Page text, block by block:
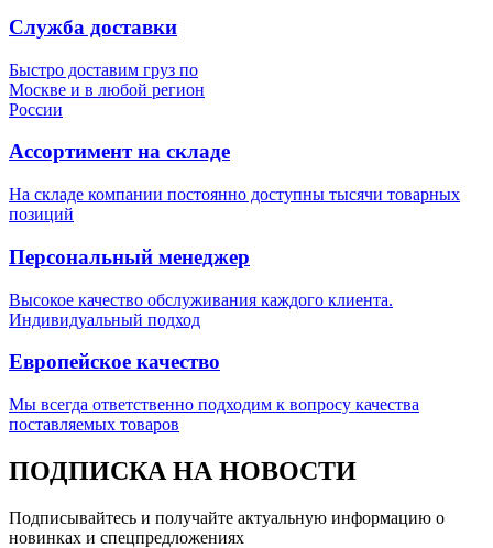
Служба доставки
Быстро доставим груз по
Москве и в любой регион
России
Ассортимент на складе
На складе компании постоянно доступны тысячи товарных
позиций
Персональный менеджер
Высокое качество обслуживания каждого клиента.
Индивидуальный подход
Европейское качество
Мы всегда ответственно подходим к вопросу качества
поставляемых товаров
ПОДПИСКА НА НОВОСТИ
Подписывайтесь и получайте актуальную информацию о
новинках и спецпредложениях